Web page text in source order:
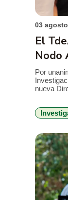
03
El
Nodo
Por
nueva
primera